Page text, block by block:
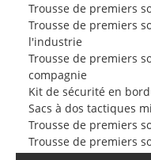
Trousse de premiers
Trousse de premiers
l'industrie
Trousse de premiers
compagnie
Kit de sécurité en
Sacs à dos tactiques
Trousse de premiers
Trousse de premiers